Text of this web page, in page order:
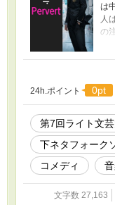
は
人
の
フ
お
で
彼
過
の
ー
説
は
フ
AI
24h.ポイント 0pt
第7回ライト文
下ネタフォーク
コメディ
文字数 27,163